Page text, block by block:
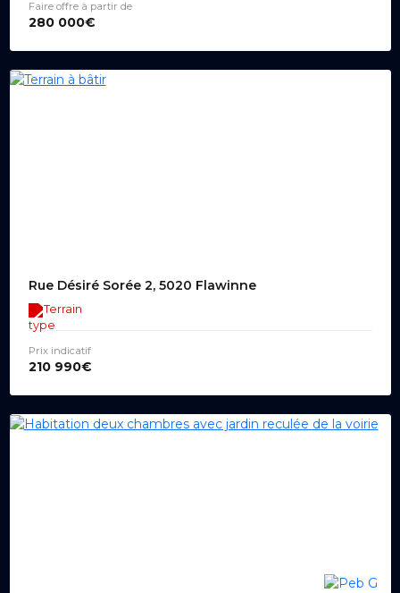
Faire offre à partir de
280 000€
Rue Désiré Sorée 2, 5020 Flawinne
Terrain
Prix indicatif
210 990€